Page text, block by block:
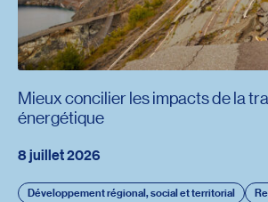
8 juillet 2026
Développement régional, social et territorial
Mieux concilier les impacts de la
énergétique